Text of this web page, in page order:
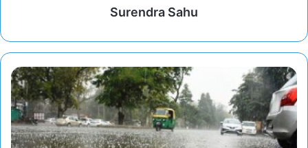
Surendra Sahu